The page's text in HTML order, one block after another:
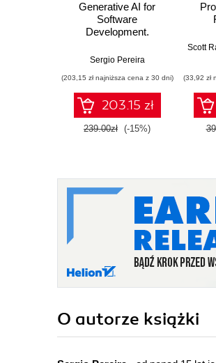
Generative AI for
Software
Development.
Faster and More
Sergio Pereira
(203,15 zł najniższa cena z 30 dni)
203.15 zł
239.00zł (-15%)
Scott
(33,92 zł
O autorze książki